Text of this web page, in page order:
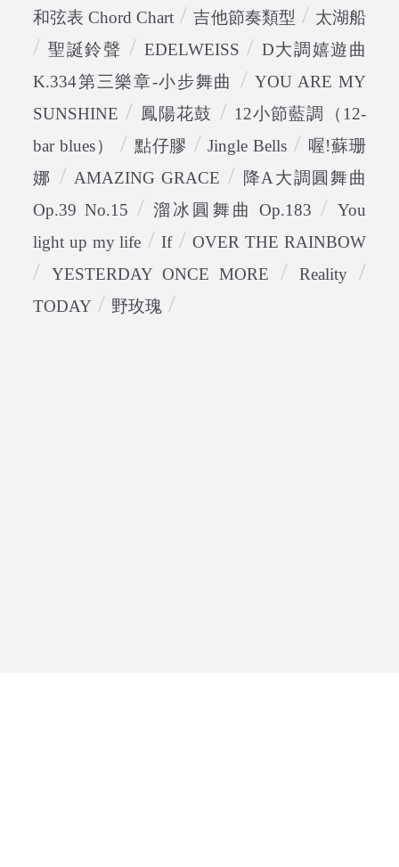
和弦表 Chord Chart /吉他節奏類型 / 太湖船
/ 聖誕鈴聲 / EDELWEISS / D大調嬉遊曲
K.334第三樂章-小步舞曲
/YOU ARE MY
SUNSHINE / 鳳陽花鼓 / 12小節藍調（12-
bar blues）
/ 點仔膠 /Jingle Bells / 喔!蘇珊
娜 / AMAZING GRACE / 降A大調圓舞曲
Op.39 No.15 / 溜冰圓舞曲 Op.183 / You
light up my life /If/OVER THE RAINBOW
/YESTERDAY ONCE MORE / Reality/
TODAY / 野玫瑰 /